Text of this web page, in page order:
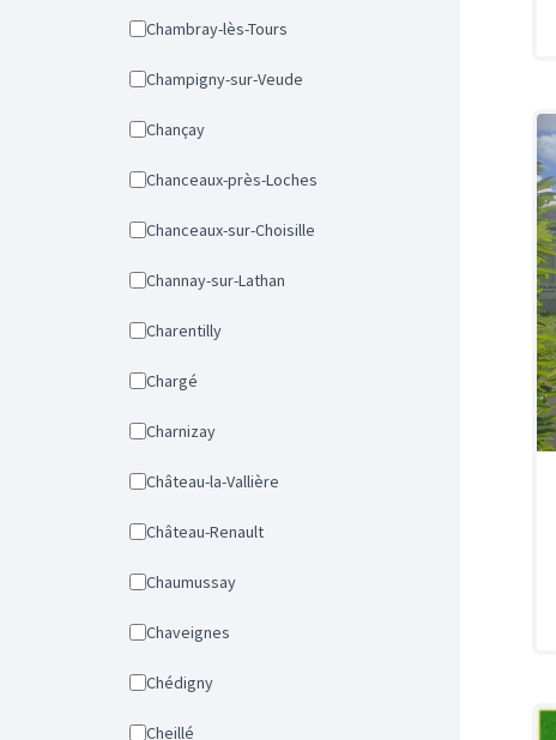
Chambray-lès-Tours
Champigny-sur-Veude
Chançay
Chanceaux-près-Loches
Chanceaux-sur-Choisille
Channay-sur-Lathan
Charentilly
Chargé
Charnizay
Château-la-Vallière
Château-Renault
Chaumussay
Chaveignes
Chédigny
Cheillé